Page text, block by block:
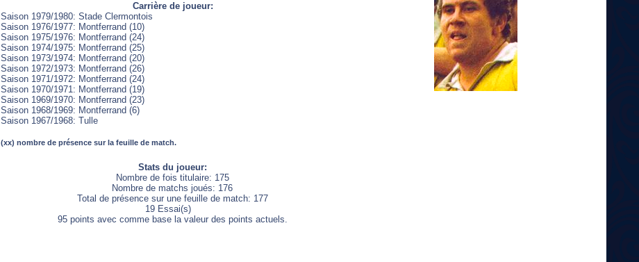
Carrière de joueur:
Saison 1979/1980: Stade Clermontois
Saison 1976/1977: Montferrand (10)
Saison 1975/1976: Montferrand (24)
Saison 1974/1975: Montferrand (25)
Saison 1973/1974: Montferrand (20)
Saison 1972/1973: Montferrand (26)
Saison 1971/1972: Montferrand (24)
Saison 1970/1971: Montferrand (19)
Saison 1969/1970: Montferrand (23)
Saison 1968/1969: Montferrand (6)
Saison 1967/1968: Tulle
(xx) nombre de présence sur la feuille de match.
Stats du joueur:
Nombre de fois titulaire: 175
Nombre de matchs joués: 176
Total de présence sur une feuille de match: 177
19 Essai(s)
95 points avec comme base la valeur des points actuels.